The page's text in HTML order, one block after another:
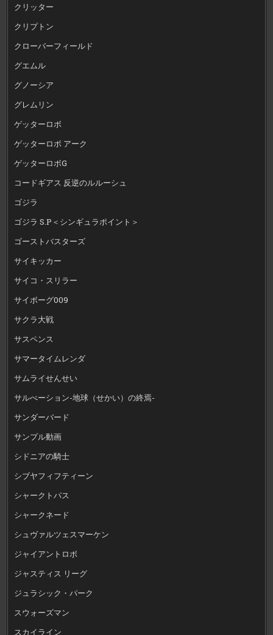
クリッター
クリプトン
クローバーフィールド
グエムル
グノーシア
グレムリン
ゲッターロボ
ゲッターロボ アーク
ゲッターロボG
コードギアス 反逆のルルーシュ
ゴジラ
ゴジラ S.P＜シンギュラポイント＞
ゴーストバスターズ
サイキッカー
サイコ・スリラー
サイボーグ009
サクラ大戦
サスペンス
サマータイムレンダ
サムライせんせい
サルべーション-地球（せかい）の終焉-
サンダーバード
サンプル動画
シドニアの騎士
シブヤフィフティーン
シャークトパス
シャークネード
シュヴァルツェスマーケン
ジャイアントロボ
ジャスティス リーグ
ジュラシック・パーク
スウォーズマン
スカイライン